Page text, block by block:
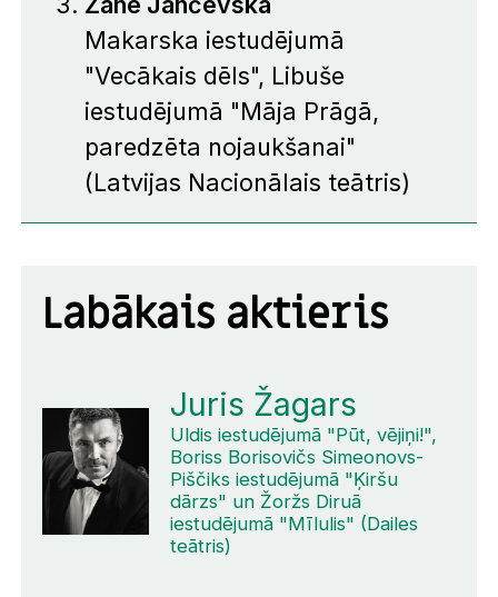
Makarska iestudējumā
"Vecākais dēls", Libuše
iestudējumā "Māja Prāgā,
paredzēta nojaukšanai"
(Latvijas Nacionālais teātris)
Labākais aktieris
Juris Žagars
Uldis iestudējumā "Pūt, vējiņi!",
Boriss Borisovičs Simeonovs-
Piščiks iestudējumā "Ķiršu
dārzs" un Žoržs Diruā
iestudējumā "Mīlulis" (Dailes
teātris)